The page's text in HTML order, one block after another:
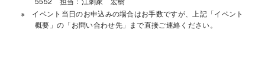
イベント当日のお申込みの場合はお手数ですが、上記「イベント
概要」の「お問い合わせ先」まで直接ご連絡ください。